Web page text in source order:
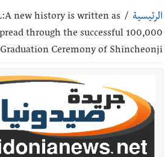
تحية من صيدا إلى الفنان المبدع الراحل
تكريمية في مركز معروف سعد الثقافي
أخبار صيدا إصابة شاب فلسطيني
الحلوة - في منطقة صيدا وإنقاذه وإتهام
الرئيسية /
new history is written as
through the successful 100,000
Graduation Ceremony of Shincheonji